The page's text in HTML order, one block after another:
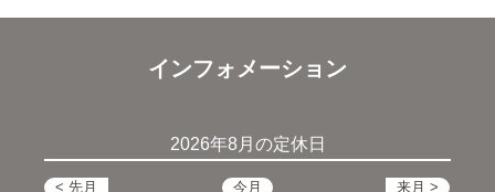
インフォメーション
2026年8月の定休日